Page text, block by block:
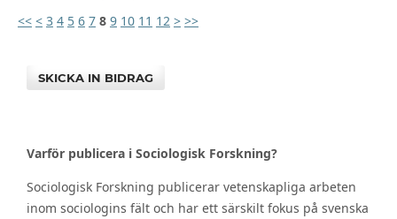
<< < 3 4 5 6 7 8 9 10 11 12 > >>
SKICKA IN BIDRAG
Varför publicera i Sociologisk Forskning?
Sociologisk Forskning publicerar vetenskapliga arbeten
inom sociologins fält och har ett särskilt fokus på svenska